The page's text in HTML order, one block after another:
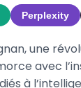
Perplexity
une
avec
à